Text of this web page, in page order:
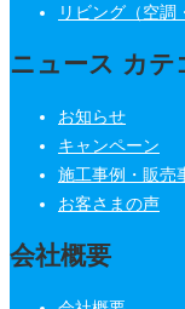
リビング（空調
ニュース カテ
お知らせ
キャンペーン
施工事例・販売
お客さまの声
会社概要